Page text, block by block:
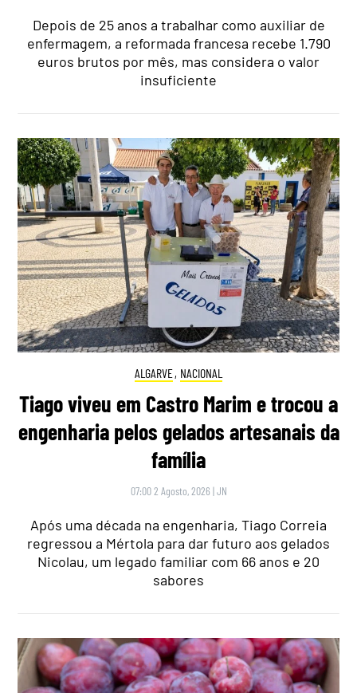
Depois de 25 anos a trabalhar como auxiliar de
enfermagem, a reformada francesa recebe 1.790
euros brutos por mês, mas considera o valor
insuficiente
ALGARVE, NACIONAL
Tiago viveu em Castro Marim e trocou a
engenharia pelos gelados artesanais da
família
07:00 2 Agosto, 2026 |JN
Após uma década na engenharia, Tiago Correia
regressou a Mértola para dar futuro aos gelados
Nicolau, um legado familiar com 66 anos e 20
sabores